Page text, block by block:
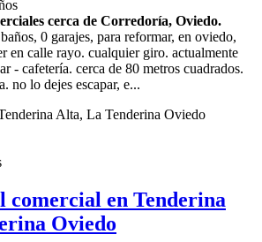
cerca de Corredoría, Oviedo.
0 garajes, para reformar, en oviedo,
en calle rayo. cualquier giro. actualmente
- cafetería. cerca de 80 metros cuadrados.
no lo dejes escapar, e...
en Tenderina
Oviedo